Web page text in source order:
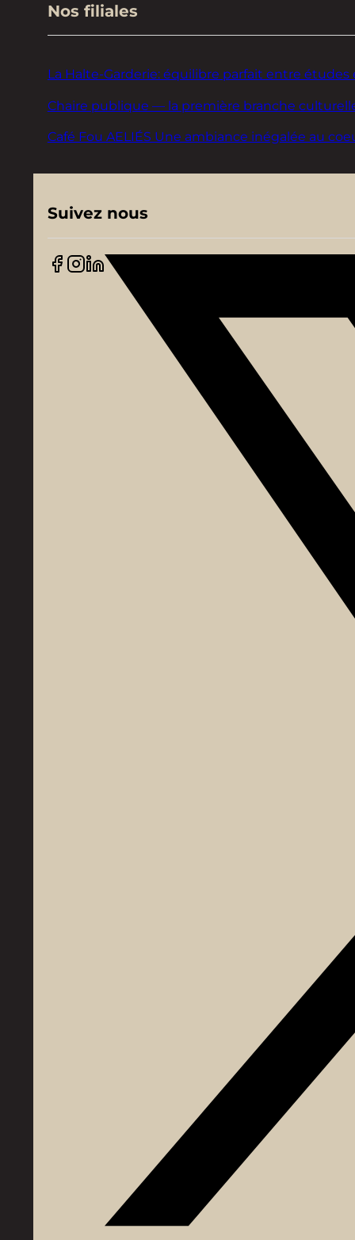
Nos filiales
La Halte-Garderie: équilibre parfait entre
Chaire publique — la première branche culturelle
Café Fou AELIÉS Une ambiance inégalée au
Suivez nous